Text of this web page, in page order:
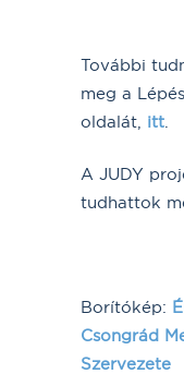
További
meg a
oldalát, itt.
A JUDY
tudhattok
Borítókép:
Csongrád
Szervezete